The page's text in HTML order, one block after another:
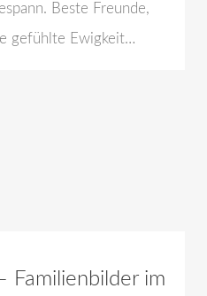
Beste Freunde,
gefühlte Ewigkeit…
Familienbilder im